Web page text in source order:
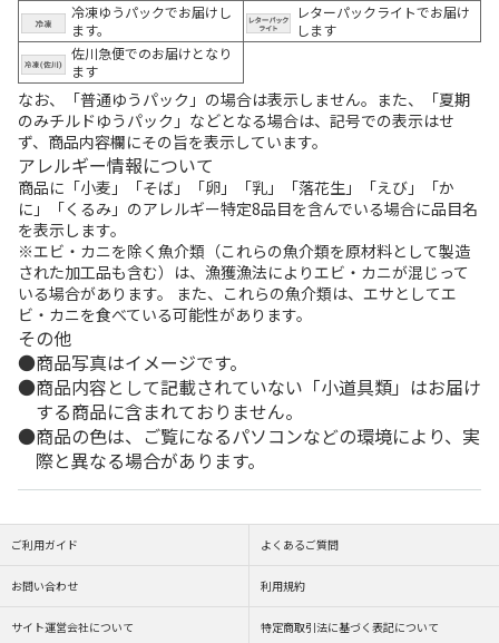
冷凍ゆうパックでお届けし
ます。
レターパックライトでお届け
します
佐川急便でのお届けとなり
ます
なお、「普通ゆうパック」の場合は表示しません。また、「夏期
のみチルドゆうパック」などとなる場合は、記号での表示はせ
ず、商品内容欄にその旨を表示しています。
アレルギー情報について
商品に「小麦」「そば」「卵」「乳」「落花生」「えび」「か
に」「くるみ」のアレルギー特定8品目を含んでいる場合に品目名
を表示します。
※エビ・カニを除く魚介類（これらの魚介類を原材料として製造
された加工品も含む）は、漁獲漁法によりエビ・カニが混じって
いる場合があります。 また、これらの魚介類は、エサとしてエ
ビ・カニを食べている可能性があります。
その他
商品写真はイメージです。
商品内容として記載されていない「小道具類」はお届け
する商品に含まれておりません。
商品の色は、ご覧になるパソコンなどの環境により、実
際と異なる場合があります。
ご利用ガイド よくあるご質問
お問い合わせ 利用規約
サイト運営会社について 特定商取引法に基づく表記について